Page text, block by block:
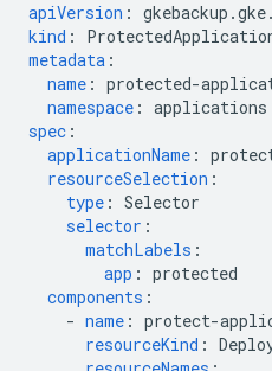
apiVersion :
kind :
metadata :
name : protected-
namespace : applications
spec :
applicationName :
resourceSelection :
type : Selector
selector :
matchLabels :
app : protected
components :
- name : protect-
resourceKind :